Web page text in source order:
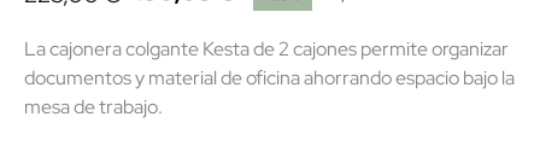
La cajonera colgante Kesta de 2 cajones permite organizar
documentos y material de oficina ahorrando espacio bajo la
mesa de trabajo.